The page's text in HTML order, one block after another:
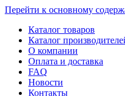
Перейти к основному
Каталог товаров
Каталог
О компании
Оплата и доставка
FAQ
Новости
Контакты